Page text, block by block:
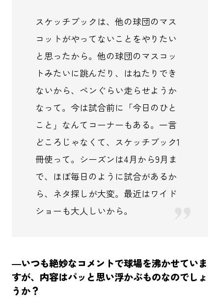
スケッチブックは、他の球団のマス
コットがやってないことをやりたい
と思ったから。他の球団のマスコッ
トみたいに跳んだり、はねたりでき
ないから、ペンぐらい走らせようか
なって。今は試合前に「今日のひと
こと」なんてコーナーもある。一言
どころじゃなくて、スケッチブック1
冊使って。シーズンは4月から9月ま
で、ほぼ毎日のように試合があるか
ら、ネタ探しが大変。最近はワイド
ショーも大人しいから。
―いつも絶妙なコメントで球場を沸かせていま
すが、内容はパッと思い浮かぶものなのでしょ
うか？